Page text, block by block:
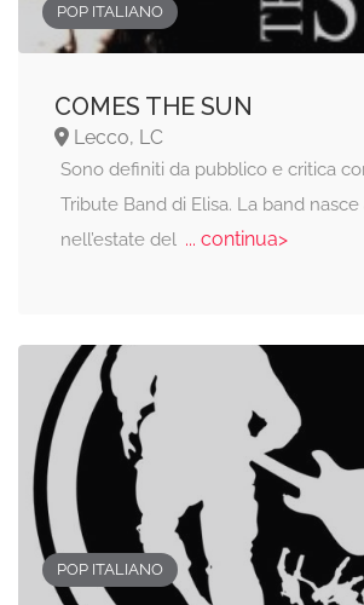
POP ITALIANO
COMES THE SUN
Lecco, LC
Sono definiti da pubblico e critica
Tribute Band di Elisa. La band nasce
nell’estate del... continua>
POP ITALIANO